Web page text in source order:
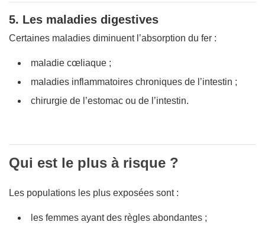
5. Les maladies digestives
Certaines maladies diminuent l’absorption du fer :
maladie cœliaque ;
maladies inflammatoires chroniques de l’intestin ;
chirurgie de l’estomac ou de l’intestin.
Qui est le plus à risque ?
Les populations les plus exposées sont :
les femmes ayant des règles abondantes ;